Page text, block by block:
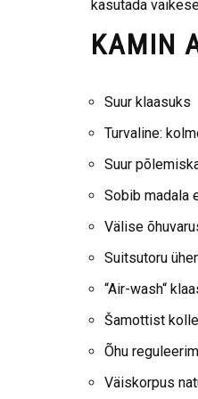
kasutada
KAMIN
Suur klaasuks
Turvaline:
Suur
Sobib madala
Välise
Suitsutoru
“Air-wash“
Šamottist kolle
Õhu
Väiskorpus